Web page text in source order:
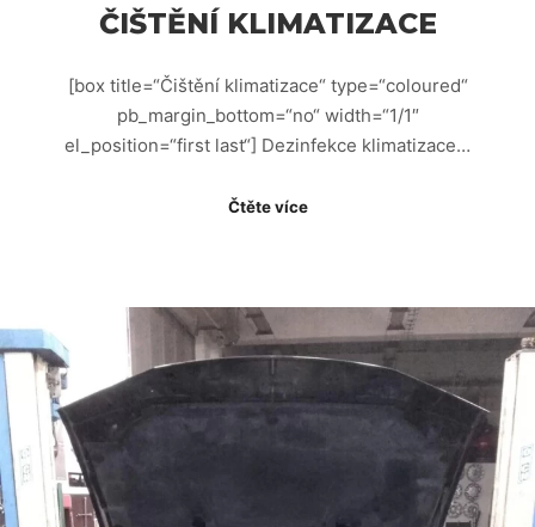
ČIŠTĚNÍ KLIMATIZACE
[box title=“Čištění klimatizace“ type=“coloured“
pb_margin_bottom=“no“ width=“1/1″
el_position=“first last“] Dezinfekce klimatizace…
Čtěte více